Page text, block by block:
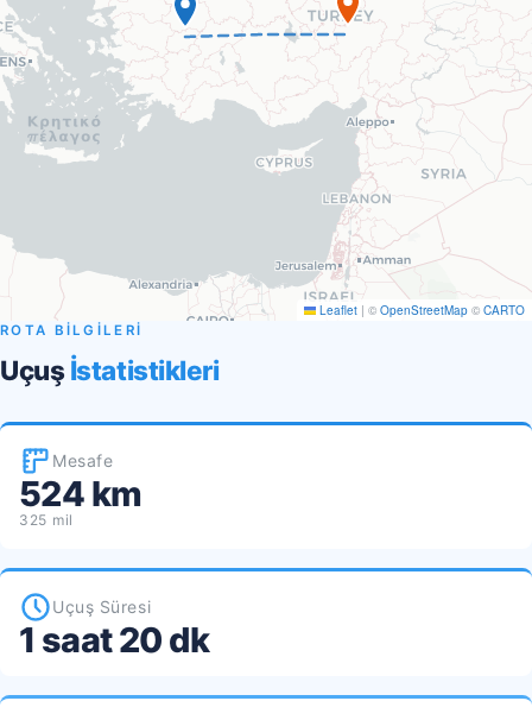
Leaflet | © OpenStreetMap © CARTO
ROTA BİLGİLERİ
Uçuş İstatistikleri
Mesafe
524 km
325 mil
Uçuş Süresi
1 saat 20 dk